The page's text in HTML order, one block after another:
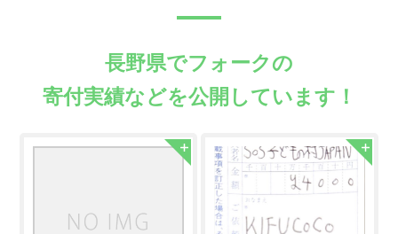
長野県でフォークの
寄付実績などを公開しています！